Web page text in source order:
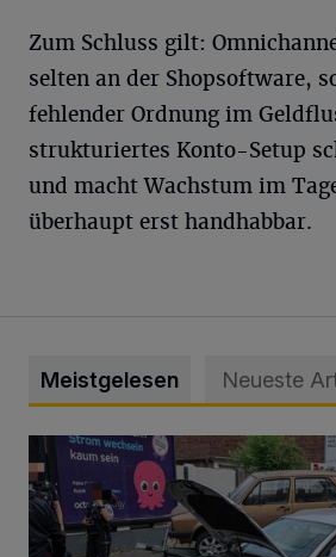
Zum Schluss gilt:
selten an der Shopsoftware,
fehlender Ordnung im
strukturiertes Konto-Setup
und macht Wachstum im
überhaupt erst handhabbar.
Meistgelesen Neueste
Schwerer Unfall mit 2,48 Promille